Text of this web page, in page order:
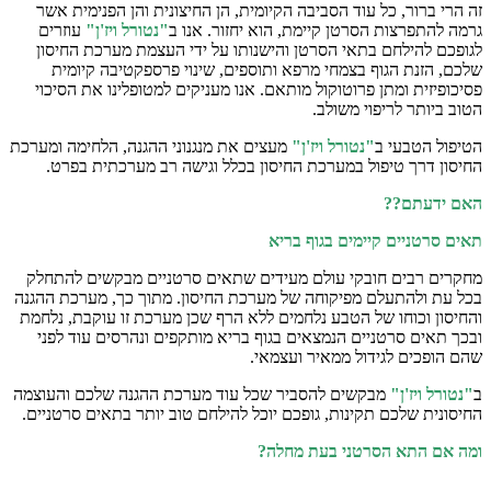
זה הרי ברור, כל עוד הסביבה הקיומית, הן החיצונית והן הפנימית אשר
גרמה להתפרצות הסרטן קיימת, הוא יחזור. אנו ב"נטורל ויז'ן" עוזרים
לגופכם להילחם בתאי הסרטן והישנותו על ידי העצמת מערכת החיסון
שלכם, הזנת הגוף בצמחי מרפא ותוספים, שינוי פרספקטיבה קיומית
פסיכופיזית ומתן פרוטוקול מותאם. אנו מעניקים למטופלינו את הסיכוי
הטוב ביותר לריפוי משולב.
הטיפול הטבעי ב"נטורל ויז'ן" מעצים את מנגנוני ההגנה, הלחימה ומערכת
החיסון דרך טיפול במערכת החיסון בכלל וגישה רב מערכתית בפרט.
האם ידעתם??
תאים סרטניים קיימים בגוף בריא
מחקרים רבים חובקי עולם מעידים שתאים סרטניים מבקשים להתחלק
בכל עת ולהתעלם מפיקוחה של מערכת החיסון. מתוך כך, מערכת ההגנה
והחיסון וכוחו של הטבע נלחמים ללא הרף שכן מערכת זו עוקבת, נלחמת
ובכך תאים סרטניים הנמצאים בגוף בריא מותקפים ונהרסים עוד לפני
שהם הופכים לגידול ממאיר ועצמאי.
ב"נטורל ויז'ן" מבקשים להסביר שכל עוד מערכת ההגנה שלכם והעוצמה
החיסונית שלכם תקינות, גופכם יוכל להילחם טוב יותר בתאים סרטניים.
ומה אם התא הסרטני בעת מחלה?